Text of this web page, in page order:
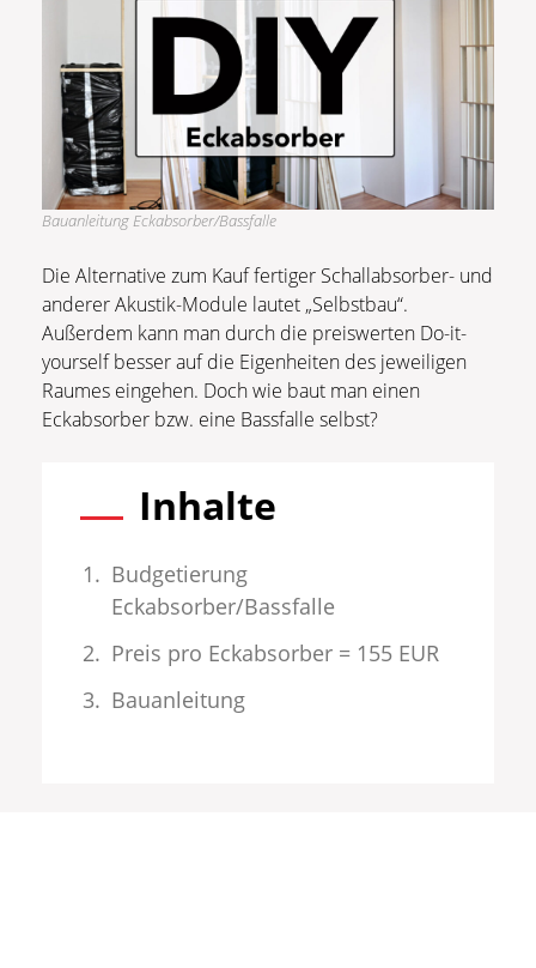
Bauanleitung Eckabsorber/Bassfalle
Die Alternative zum Kauf fertiger Schallabsorber- und
anderer Akustik-Module lautet „Selbstbau“.
Außerdem kann man durch die preiswerten Do-it-
yourself besser auf die Eigenheiten des jeweiligen
Raumes eingehen. Doch wie baut man einen
Eckabsorber bzw. eine Bassfalle selbst?
Inhalte
Budgetierung
Eckabsorber/Bassfalle
Preis pro Eckabsorber = 155 EUR
Bauanleitung